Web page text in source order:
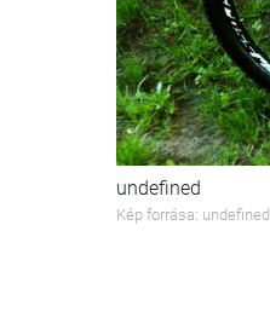
undefined
Kép forrása: undefined